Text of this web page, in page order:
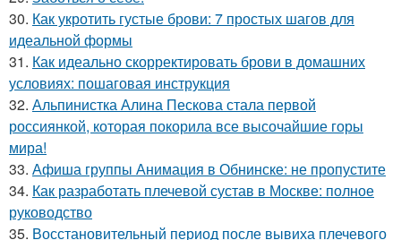
30. Как укротить густые брови: 7 простых шагов для
идеальной формы
31. Как идеально скорректировать брови в домашних
условиях: пошаговая инструкция
32. Альпинистка Алина Пескова стала первой
россиянкой, которая покорила все высочайшие горы
мира!
33. Афиша группы Анимация в Обнинске: не пропустите
34. Как разработать плечевой сустав в Москве: полное
руководство
35. Восстановительный период после вывиха плечевого